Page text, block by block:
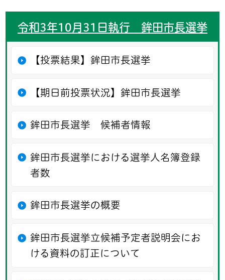
令和3年10月31日執行 鉾田市長選挙
【投票結果】鉾田市長選挙
【期日前投票状況】鉾田市長選挙
鉾田市長選挙 候補者情報
鉾田市長選挙における選挙人名簿登録
者数
鉾田市長選挙の概要
鉾田市長選挙立候補予定者説明会にお
ける資料の訂正について